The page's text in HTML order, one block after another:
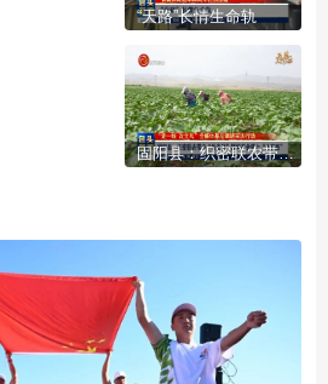
“天路”长情生命轨
固阳县：织密联农带农“利益网” 铺就产业链上“共富路”